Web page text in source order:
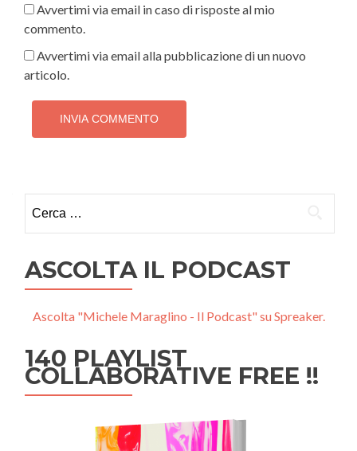
Avvertimi via email in caso di risposte al mio
commento.
Avvertimi via email alla pubblicazione di un nuovo
articolo.
per:
ASCOLTA IL PODCAST
Ascolta "Michele Maraglino - Il Podcast" su Spreaker.
140 PLAYLIST
COLLABORATIVE FREE !!